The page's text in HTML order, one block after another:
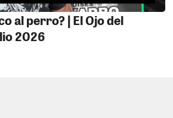
al perro? | El Ojo del
2026